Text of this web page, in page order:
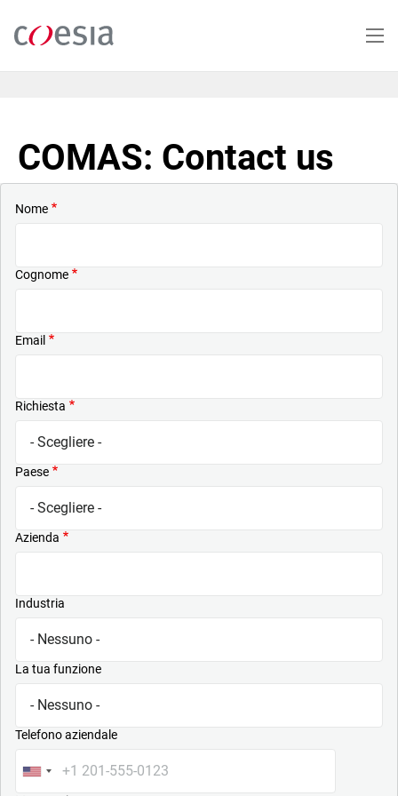
contenuto
COMAS: Contact us
Nome
Cognome
Email
Richiesta
Paese
Azienda
Industria
La tua funzione
Telefono aziendale